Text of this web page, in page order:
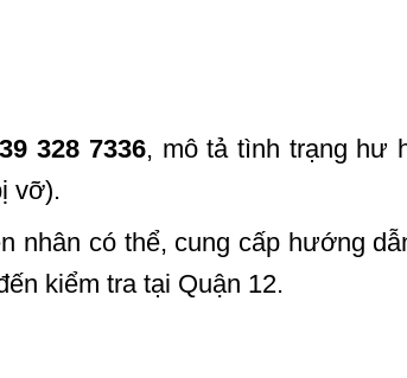
328 7336, mô tả tình trạng hư
vỡ).
nhân có thể, cung cấp hướng
kiểm tra tại Quận 12.